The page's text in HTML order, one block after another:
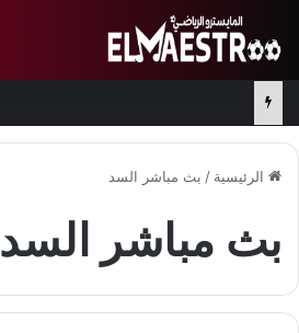
الرئيسية / بث مباشر السد
بث مباشر السد